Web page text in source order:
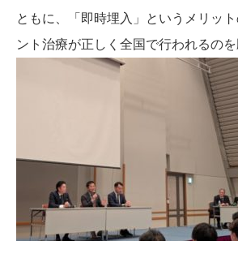
ともに、「即時埋入」というメリッ
ント治療が正しく全国で行われるのを